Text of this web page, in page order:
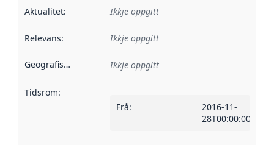
Aktualitet: Ikkje oppgitt
Relevans: Ikkje oppgitt
Geografisk område Ikkje oppgitt
Tidsrom:
Frå:
2016-11-
28T00:00:00Z